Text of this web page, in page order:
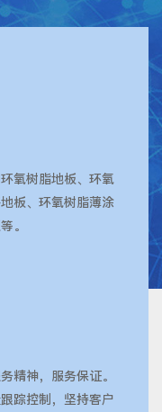
氧树脂地板、环氧
板、环氧树脂薄涂
。
精神，服务保证。
踪控制，坚持客户